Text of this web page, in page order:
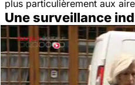
plus particulièrement aux
Une surveillance